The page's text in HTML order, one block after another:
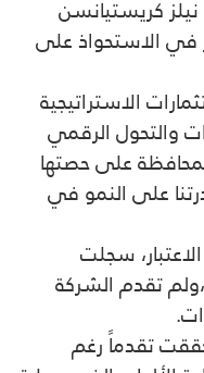
كريستيانسن
في الاستحواذ على
الاستراتيجية
والتحول الرقمي
على حصتها
على النمو في
سجلت
بنسبة 11 بالمئة،ولم تقدم الشركة
تقدماً رغم